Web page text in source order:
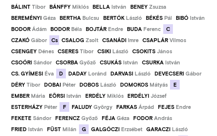
BÁLINT Tibor BÁNFFY Miklós BELLA István BENEY Zsuzsa
BEREMÉNYI Géza BERTHA Bulcsu BERTÓK László BÉKÉS Pál BIBÓ István
BODOR Ádám BODOR Béla BOJTÁR Endre BUDA Ferenc
C
CZAKÓ Gábor Cs CSALOG Zsolt CSANÁDI Imre CSAPLÁR Vilmos
CSENGEY Dénes CSERES Tibor CSIKI László CSOKITS János
CSOÓRI Sándor CSORBA Győző CSUKÁS István CSURKA István
CS. GYÍMESI Éva D DADAY Loránd DARVASI László DEVECSERI Gábor
DÉRY Tibor DOBAI Péter DOBOS László DOMOKOS Mátyás
E
EMBER Mária EÖRSI István ERDÉLY Miklós ERDÉLYI József
ESTERHÁZY Péter F FALUDY György FARKAS Árpád FEJES Endre
FEKETE Sándor FERENCZ Győző FÉJA Géza FODOR András
FRIED István FÜST Milán G GALGÓCZI Erzsébet GARACZI László